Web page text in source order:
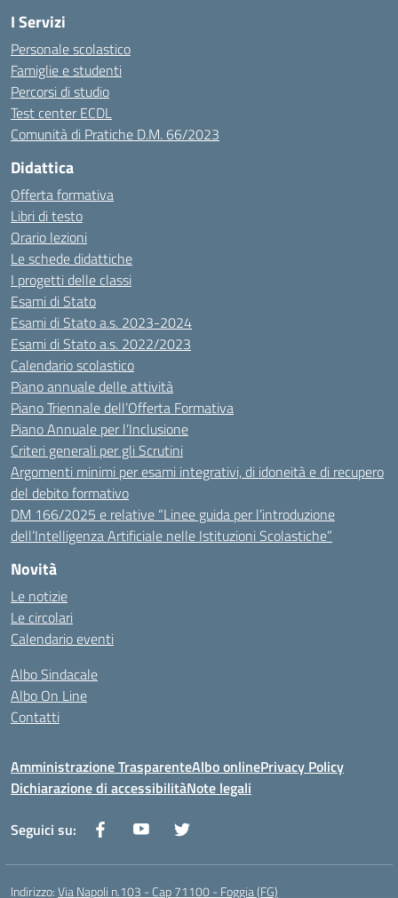
I Servizi
Personale scolastico
Famiglie e studenti
Percorsi di studio
Test center ECDL
Comunità di Pratiche D.M. 66/2023
Didattica
Offerta formativa
Libri di testo
Orario lezioni
Le schede didattiche
I progetti delle classi
Esami di Stato
Esami di Stato a.s. 2023-2024
Esami di Stato a.s. 2022/2023
Calendario scolastico
Piano annuale delle attività
Piano Triennale dell’Offerta Formativa
Piano Annuale per l’Inclusione
Criteri generali per gli Scrutini
Argomenti minimi per esami integrativi, di idoneità e di recupero
del debito formativo
DM 166/2025 e relative “Linee guida per l’introduzione
dell’Intelligenza Artificiale nelle Istituzioni Scolastiche”
Novità
Le notizie
Le circolari
Calendario eventi
Albo Sindacale
Albo On Line
Contatti
Amministrazione TrasparenteAlbo onlinePrivacy Policy
Dichiarazione di accessibilitàNote legali
Seguici su:
Indirizzo:Via Napoli n.103 - Cap 71100 - Foggia (FG)